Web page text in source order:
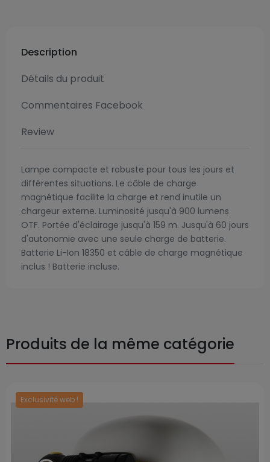
Description
Détails du produit
Commentaires Facebook
Review
Lampe compacte et robuste pour tous les jours et
différentes situations. Le câble de charge
magnétique facilite la charge et rend inutile un
chargeur externe. Luminosité jusqu'à 900 lumens
OTF. Portée d'éclairage jusqu'à 159 m. Jusqu'à 60 jours
d'autonomie avec une seule charge de batterie.
Batterie Li-Ion 18350 et câble de charge magnétique
inclus ! Batterie incluse.
Produits de la même catégorie
Exclusivité web !